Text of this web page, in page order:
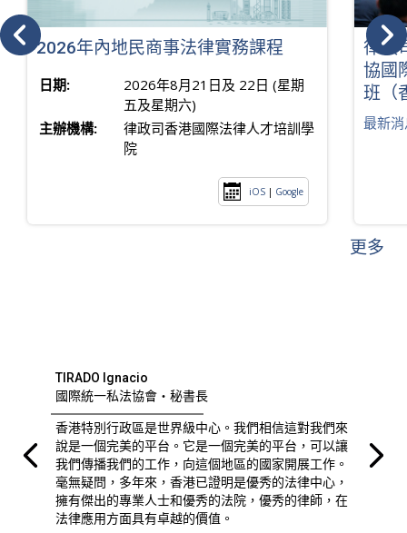
2026年內地民商事法律實務課程
日期:
2026年8月21日及 22日 (星期
五及星期六)
主辦機構:
律政司香港國際法律人才培訓學
院
iOS | Google
律政
協國
班（
最新
更多
TIRADO Ignacio
國際統一私法協會・秘書長
香港特別行政區是世界級中心。我們相信這對我們來
說是一個完美的平台。它是一個完美的平台，可以讓
我們傳播我們的工作，向這個地區的國家開展工作。
毫無疑問，多年來，香港已證明是優秀的法律中心，
擁有傑出的專業人士和優秀的法院，優秀的律師，在
法律應用方面具有卓越的價值。